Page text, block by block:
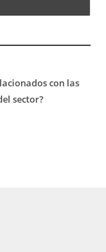
con las
sector?